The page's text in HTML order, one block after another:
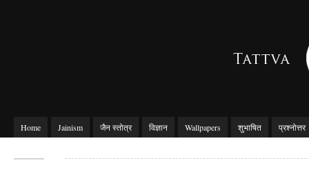
Home Jainism जैन स्तोत्र विज्ञान Wallpapers शुभाषित प्रश्नोत्तर